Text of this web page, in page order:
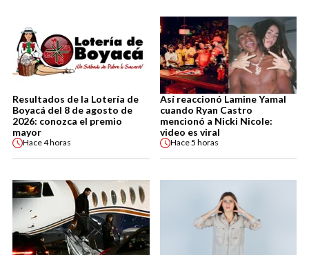
Resultados de la Lotería de
Boyacá del 8 de agosto de
2026: conozca el premio
mayor
Hace4 horas
Así reaccionó Lamine Yamal
cuando Ryan Castro
mencionó a Nicki Nicole:
video es viral
Hace5 horas